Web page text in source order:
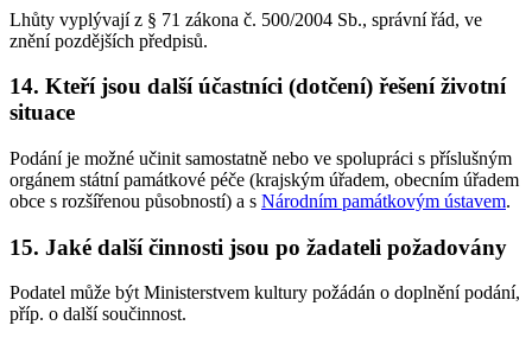
Lhůty vyplývají z § 71 zákona č. 500/2004 Sb., správní řád, ve
znění pozdějších předpisů.
14. Kteří jsou další účastníci (dotčení) řešení životní
situace
Podání je možné učinit samostatně nebo ve spolupráci s příslušným
orgánem státní památkové péče (krajským úřadem, obecním úřadem
obce s rozšířenou působností) a s Národním památkovým ústavem.
15. Jaké další činnosti jsou po žadateli požadovány
Podatel může být Ministerstvem kultury požádán o doplnění podání,
příp. o další součinnost.